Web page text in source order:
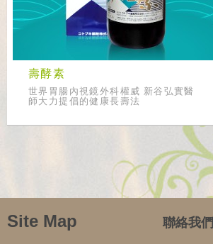
壽酵素
世界胃腸內視鏡外科權威 新谷弘實醫
師大力提倡的健康長壽法
Site Map 聯絡我們